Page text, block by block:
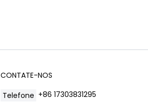
CONTATE-NOS
Telefone +86 17303831295